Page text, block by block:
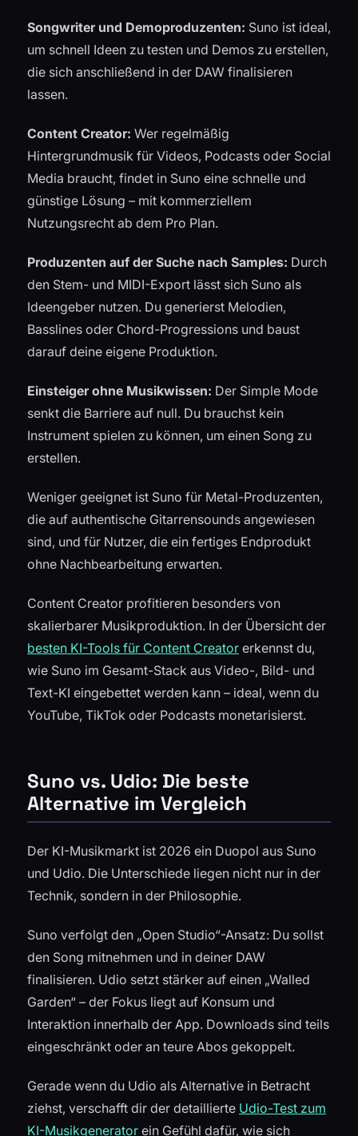
Songwriter und Demoproduzenten: Suno ist ideal,
um schnell Ideen zu testen und Demos zu erstellen,
die sich anschließend in der DAW finalisieren
lassen.
Content Creator: Wer regelmäßig
Hintergrundmusik für Videos, Podcasts oder Social
Media braucht, findet in Suno eine schnelle und
günstige Lösung – mit kommerziellem
Nutzungsrecht ab dem Pro Plan.
Produzenten auf der Suche nach Samples: Durch
den Stem- und MIDI-Export lässt sich Suno als
Ideengeber nutzen. Du generierst Melodien,
Basslines oder Chord-Progressions und baust
darauf deine eigene Produktion.
Einsteiger ohne Musikwissen: Der Simple Mode
senkt die Barriere auf null. Du brauchst kein
Instrument spielen zu können, um einen Song zu
erstellen.
Weniger geeignet ist Suno für Metal-Produzenten,
die auf authentische Gitarrensounds angewiesen
sind, und für Nutzer, die ein fertiges Endprodukt
ohne Nachbearbeitung erwarten.
Content Creator profitieren besonders von
skalierbarer Musikproduktion. In der Übersicht der
besten KI-Tools für Content Creator erkennst du,
wie Suno im Gesamt-Stack aus Video-, Bild- und
Text-KI eingebettet werden kann – ideal, wenn du
YouTube, TikTok oder Podcasts monetarisierst.
Suno vs. Udio: Die beste
Alternative im Vergleich
Der KI-Musikmarkt ist 2026 ein Duopol aus Suno
und Udio. Die Unterschiede liegen nicht nur in der
Technik, sondern in der Philosophie.
Suno verfolgt den „Open Studio“-Ansatz: Du sollst
den Song mitnehmen und in deiner DAW
finalisieren. Udio setzt stärker auf einen „Walled
Garden“ – der Fokus liegt auf Konsum und
Interaktion innerhalb der App. Downloads sind teils
eingeschränkt oder an teure Abos gekoppelt.
Gerade wenn du Udio als Alternative in Betracht
ziehst, verschafft dir der detaillierte Udio-Test zum
KI-Musikgenerator ein Gefühl dafür, wie sich